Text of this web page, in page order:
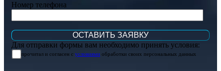
Номер телефона
Для отправки формы вам необходимо принять условия:
прочитал и согласен с условиями обработки своих персональных данных